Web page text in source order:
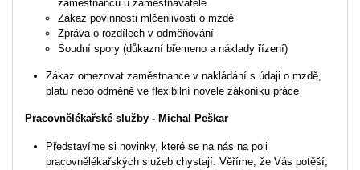
zaměstnanců u zaměstnavatele
Zákaz povinnosti mlčenlivosti o mzdě
Zpráva o rozdílech v odměňování
Soudní spory (důkazní břemeno a náklady řízení)
Zákaz omezovat zaměstnance v nakládání s údaji o mzdě,
platu nebo odměně ve flexibilní novele zákoníku práce
Pracovnělékařské služby - Michal Peškar
Představíme si novinky, které se na nás na poli
pracovnělékařských služeb chystají. Věříme, že Vás potěší,